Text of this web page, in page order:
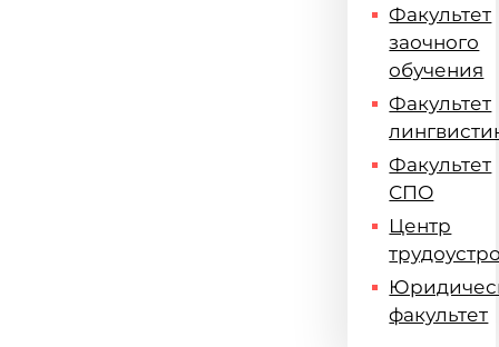
Факультет
заочного
обучения
Факультет
Факультет
СПО
Центр
факультет